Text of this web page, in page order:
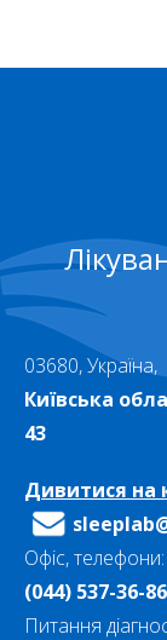
03680, Україна,
Київська
43
Дивитися на
Офіс, телефони:
(044) 537-36-86
Питання